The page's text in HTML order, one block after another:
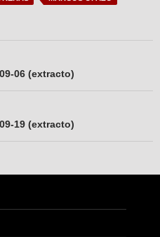
06 (extracto)
19 (extracto)